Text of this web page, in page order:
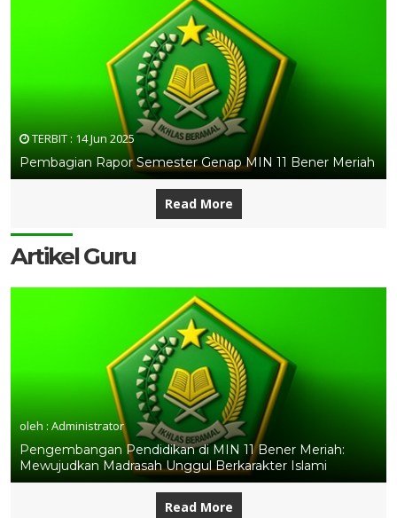
TERBIT : 14 Jun 2025
Pembagian Rapor Semester Genap MIN 11 Bener Meriah
Read More
Artikel Guru
oleh : Administrator
Pengembangan Pendidikan di MIN 11 Bener Meriah:
Mewujudkan Madrasah Unggul Berkarakter Islami
Read More